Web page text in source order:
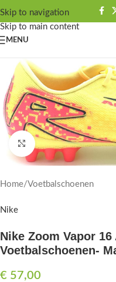
Skip to navigation
Skip to main content
MENU
Click to enlarge
Home/Voetbalschoenen
Nike
Nike Zoom Vapor
Voetbalschoenen-
€ 57,00